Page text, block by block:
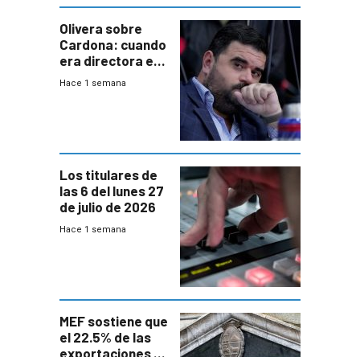
Olivera sobre
Cardona: cuando
era directora en
UTE “no era muy
Hace 1 semana
Los titulares de
las 6 del lunes 27
de julio de 2026
Hace 1 semana
MEF sostiene que
el 22.5% de las
exportaciones a